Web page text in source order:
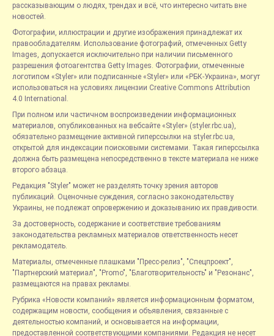
рассказывающим о людях, трендах и всё, что интересно читать вне
новостей.
Фотографии, иллюстрации и другие изображения принадлежат их
правообладателям. Использование фотографий, отмеченных Getty
Images, допускается исключительно при наличии письменного
разрешения фотоагентства Getty Images. Фотографии, отмеченные
логотипом «Styler» или подписанные «Styler» или «РБК-Украина», могут
использоваться на условиях лицензии Creative Commons Attribution
4.0 International.
При полном или частичном воспроизведении информационных
материалов, опубликованных на вебсайте «Styler» (styler.rbc.ua),
обязательно размещение активной гиперссылки на styler.rbc.ua,
открытой для индексации поисковыми системами. Такая гиперссылка
должна быть размещена непосредственно в тексте материала не ниже
второго абзаца.
Редакция "Styler" может не разделять точку зрения авторов
публикаций. Оценочные суждения, согласно законодательству
Украины, не подлежат опровержению и доказыванию их правдивости.
За достоверность, содержание и соответствие требованиям
законодательства рекламных материалов ответственность несет
рекламодатель.
Материалы, отмеченные плашками "Пресс-релиз", "Спецпроект",
"Партнерский материал", "Promo", "Благотворительность" и "Резонанс",
размещаются на правах рекламы.
Рубрика «Новости компаний» является информационным форматом,
содержащим новости, сообщения и объявления, связанные с
деятельностью компаний, и основывается на информации,
предоставленной соответствующими компаниями. Редакция не несет